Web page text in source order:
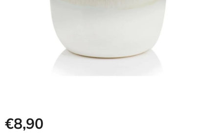
€8,90